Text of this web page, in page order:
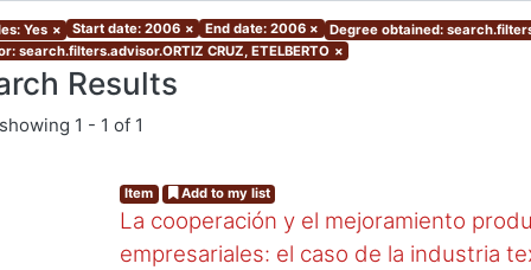
Yes × Start date: 2006 × End date: 2006 ×
Degree obtained:
search.filters.advisor.ORTIZ CRUZ, ETELBERTO ×
Results
1 - 1 of 1
Item Add to my list
La cooperación y el mejoramiento
empresariales: el caso de la industria